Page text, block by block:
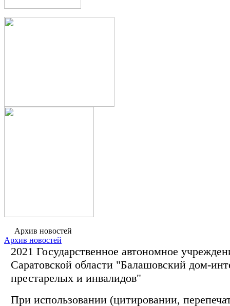
Архив новостей
Архив новостей
2021 Государственное автономное
Саратовской области "Балашовский дом-
престарелых и инвалидов"
При использовании (цитировании,